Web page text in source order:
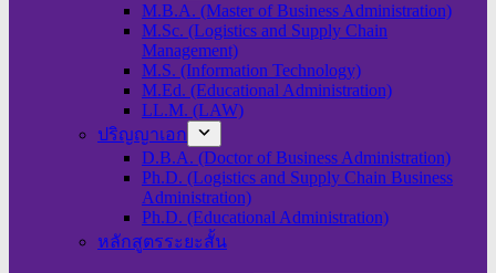
M.B.A. (Master of Business Administration)
M.Sc. (Logistics and Supply Chain
Management)
M.S. (Information Technology)
M.Ed. (Educational Administration)
LL.M. (LAW)
ปริญญาเอก
D.B.A. (Doctor of Business Administration)
Ph.D. (Logistics and Supply Chain Business
Administration)
Ph.D. (Educational Administration)
หลักสูตรระยะสั้น